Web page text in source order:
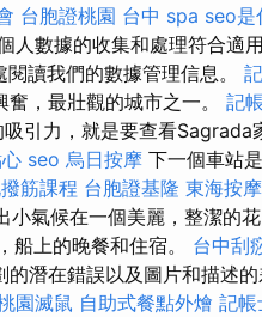
台胞證桃園 台中 spa seo是
人數據的收集和處理符合適
讀我們的數據管理信息。
，最壯觀的城市之一。 記
引力，就是要查看Sagrada
seo 烏日按摩 下一個車站
筋課程 台胞證基隆 東海按摩
氣候在一個美麗，整潔的
船上的晚餐和住宿。 台中刮
潛在錯誤以及圖片和描述
園滅鼠 自助式餐點外燴 記帳